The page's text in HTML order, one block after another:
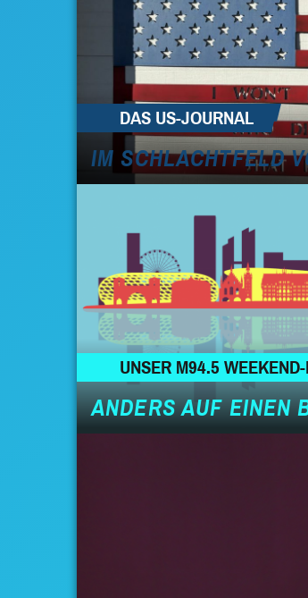
DAS US-JOURNAL
IM SCHLACHTFELD
UNSER M94.5
ANDERS AUF EINEN